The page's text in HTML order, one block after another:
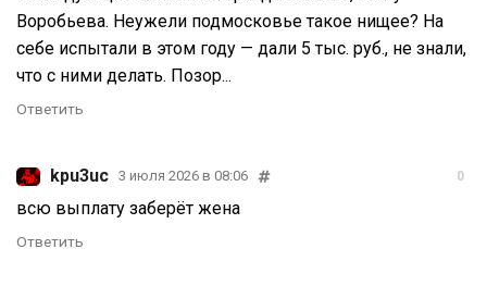
Воробьева. Неужели подмосковье такое нищее? На
себе испытали в этом году — дали 5 тыс. руб., не знали,
что с ними делать. Позор...
Ответить
kpu3uc 3 июля 2026 в 08:06 0
всю выплату заберёт жена
Ответить